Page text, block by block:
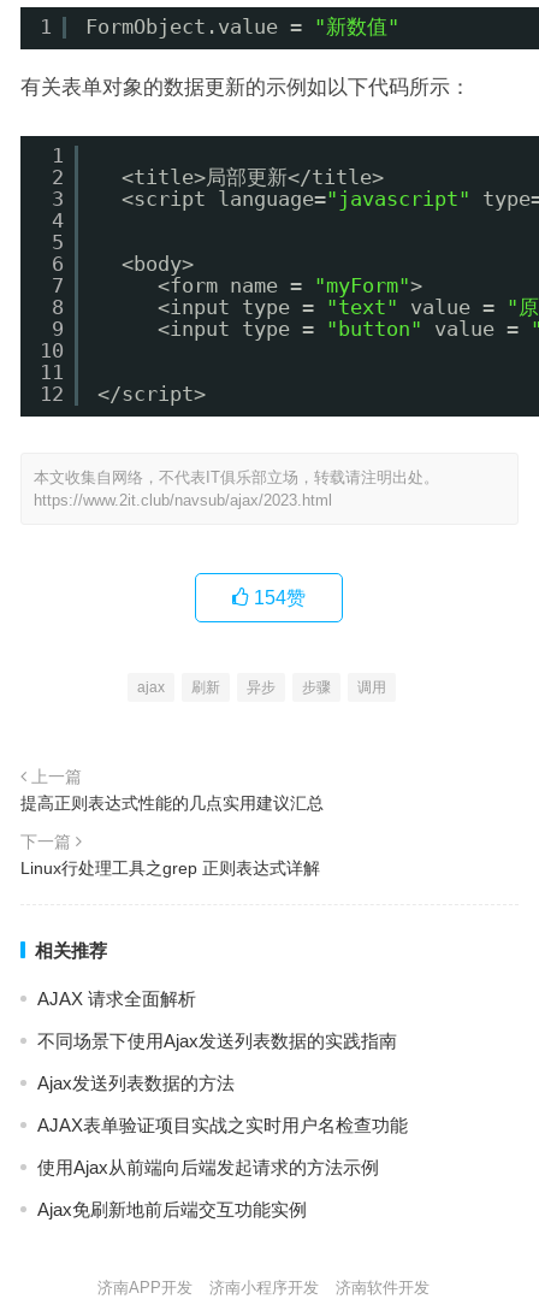
1 FormObject.value = "新数值"
有关表单对象的数据更新的示例如以下代码所示：
1
2
3
4
5
6
7
8
9
10
11
12
<title>局部更新</title>
<script language="javascript"
<body>
<form name = "myForm">
<input type = "text" value = "
<input type = "button" value =
</script>
本文收集自网络，不代表IT俱乐部立场，转载请注明出处。
https://www.2it.club/navsub/ajax/2023.html
154赞
ajax 刷新 异步 步骤 调用
上一篇
提高正则表达式性能的几点实用建议汇总
下一篇
Linux行处理工具之grep 正则表达式详解
相关推荐
AJAX 请求全面解析
不同场景下使用Ajax发送列表数据的实践指南
Ajax发送列表数据的方法
AJAX表单验证项目实战之实时用户名检查功能
使用Ajax从前端向后端发起请求的方法示例
Ajax免刷新地前后端交互功能实例
济南APP开发 济南小程序开发 济南软件开发